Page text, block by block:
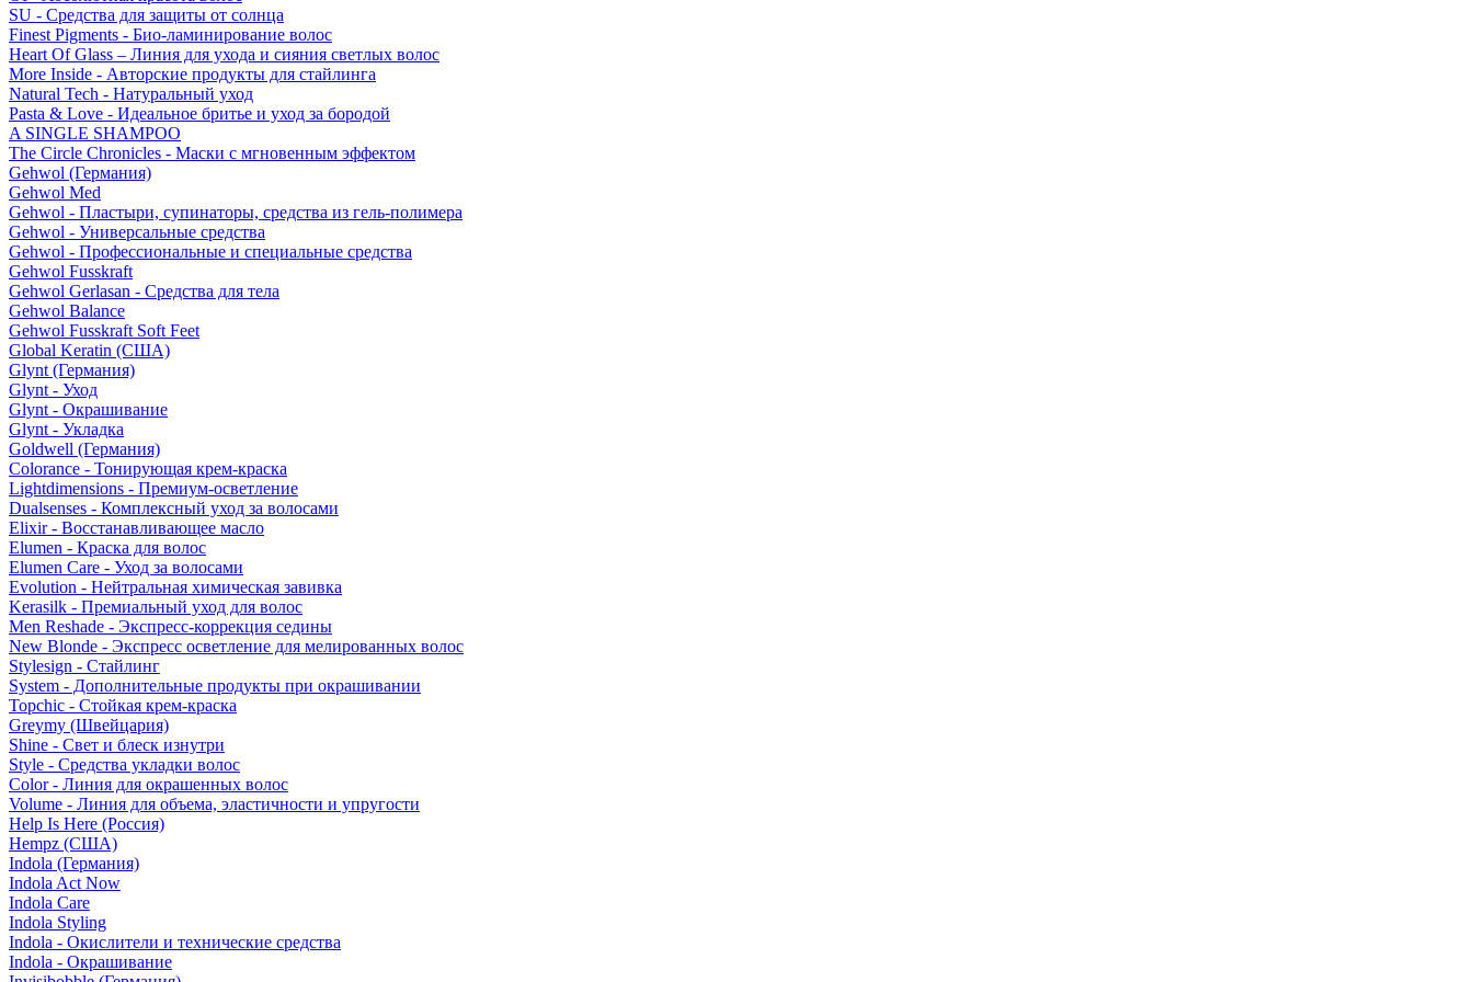
SU - Средства для защиты от солнца
Finest Pigments - Био-ламинирование волос
Heart Of Glass – Линия для ухода и сияния светлых волос
More Inside - Авторские продукты для стайлинга
Natural Tech - Натуральный уход
Pasta & Love - Идеальное бритье и уход за бородой
A SINGLE SHAMPOO
The Circle Chronicles - Маски с мгновенным эффектом
Gehwol (Германия)
Gehwol Med
Gehwol - Пластыри, супинаторы, средства из гель-полимера
Gehwol - Универсальные средства
Gehwol - Профессиональные и специальные средства
Gehwol Fusskraft
Gehwol Gerlasan - Средства для тела
Gehwol Balance
Gehwol Fusskraft Soft Feet
Global Keratin (США)
Glynt (Германия)
Glynt - Уход
Glynt - Окрашивание
Glynt - Укладка
Goldwell (Германия)
Colorance - Тонирующая крем-краска
Lightdimensions - Премиум-осветление
Dualsenses - Комплексный уход за волосами
Elixir - Восстанавливающее масло
Elumen - Краска для волос
Elumen Care - Уход за волосами
Evolution - Нейтральная химическая завивка
Kerasilk - Премиальный уход для волос
Men Reshade - Экспресс-коррекция седины
New Blonde - Экспресс осветление для мелированных волос
Stylesign - Стайлинг
System - Дополнительные продукты при окрашивании
Topchic - Стойкая крем-краска
Greymy (Швейцария)
Shine - Свет и блеск изнутри
Style - Средства укладки волос
Color - Линия для окрашенных волос
Volume - Линия для объема, эластичности и упругости
Help Is Here (Россия)
Hempz (США)
Indola (Германия)
Indola Act Now
Indola Care
Indola Styling
Indola - Окислители и технические средства
Indola - Окрашивание